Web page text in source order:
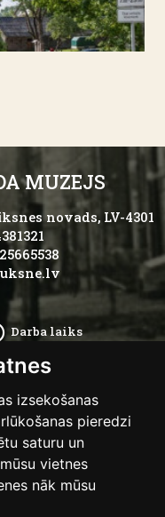
izsekošanas
pieredzi
saturu un
vietnes
nāk mūsu
MUZEJS
novads, LV-4301
Darba laiks
Privātums
Anketas